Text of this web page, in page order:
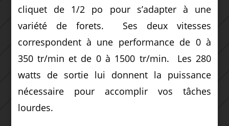
cliquet de 1/2 po pour s’adapter à une
variété de forets. Ses deux vitesses
correspondent à une performance de 0 à
350 tr/min et de 0 à 1500 tr/min. Les 280
watts de sortie lui donnent la puissance
nécessaire pour accomplir vos tâches
lourdes.